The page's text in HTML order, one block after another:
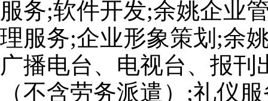
服务;软件开发;余姚企业
理服务;企业形象策划;余
广播电台、电视台、报
（不含劳务派遣）;礼仪